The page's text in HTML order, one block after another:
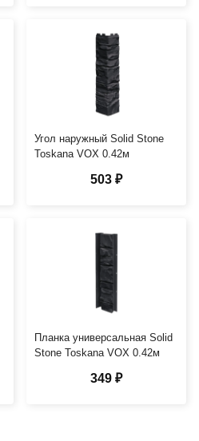
Угол наружный Solid Stone
Toskana VOX 0.42м
503 ₽
Планка универсальная Solid
Stone Toskana VOX 0.42м
349 ₽